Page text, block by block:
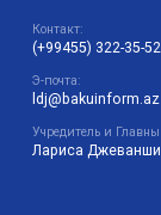
Контакт:
(+99455) 322-35-52
Э-почта:
ldj@bakuinform.az
Учредитель и
Лариса